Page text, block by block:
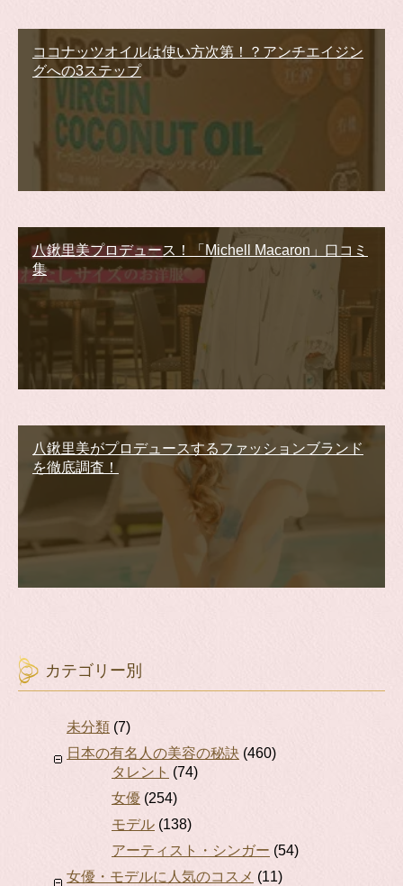
ココナッツオイルは使い方次第！？アンチエイジン
グへの3ステップ
八鍬里美プロデュース！「Michell Macaron」口コミ
集
八鍬里美がプロデュースするファッションブランド
を徹底調査！
カテゴリー別
未分類 (7)
日本の有名人の美容の秘訣 (460)
タレント (74)
女優 (254)
モデル (138)
アーティスト・シンガー (54)
女優・モデルに人気のコスメ (11)